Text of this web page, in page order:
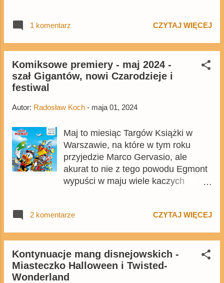
przejdziemy do tytułów związanych z
wypadku także nie ma wielkich
zaskoczeń, a Egmont będzie
kontynuować Klasyczne baśnie
z popularnonaukowymi komiksami.
1 komentarz CZYTAJ WIĘCEJ
Komiksowe premiery - maj 2024 -
szał Gigantów, nowi Czarodzieje i
festiwal
Autor: Radosław Koch - maja 01, 2024
Maj to miesiąc Targów Książki w
Warszawie, na które w tym roku
przyjedzie Marco Gervasio, ale
akurat to nie z tego powodu Egmont
wypuści w maju wiele kaczych
sprzedają się tak dobrze, że w maju
serii, a w każdych z nich pojawią się
ciekawe historie.
2 komentarze CZYTAJ WIĘCEJ
Kontynuacje mang disnejowskich -
Miasteczko Halloween i Twisted-
Wonderland